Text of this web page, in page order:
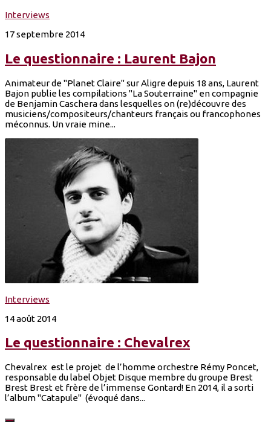
Interviews
17 septembre 2014
Le questionnaire : Laurent Bajon
Animateur de "Planet Claire" sur Aligre depuis 18 ans, Laurent
Bajon publie les compilations "La Souterraine" en compagnie
de Benjamin Caschera dans lesquelles on (re)découvre des
musiciens/compositeurs/chanteurs français ou francophones
méconnus. Un vraie mine...
Interviews
14 août 2014
Le questionnaire : Chevalrex
Chevalrex est le projet de l’homme orchestre Rémy Poncet,
responsable du label Objet Disque membre du groupe Brest
Brest Brest et frère de l’immense Gontard! En 2014, il a sorti
l’album "Catapule" (évoqué dans...